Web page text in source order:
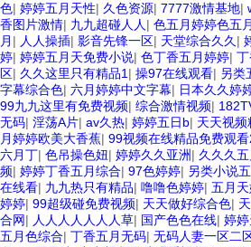
色| 婷婷五月天性| 久色资源| 7777激情基地|
香图片激情| 九九超碰人人 | 色五月婷婷色五月
月 | 人人操插| 影音先锋一区| 天堂综合久久 |
婷| 婷婷五月天免费小说| 色丁香五月婷婷|
区| 久久这里只有精品1 | 操97在线观看| 另类
字幕综合色| 六月婷婷中文字幕| 日本久久婷
99九九这里有免费视频| 综合激情视频|
无码| 淫荡A片| av久热| 婷婷五日b| 天天视频
月婷婷欧美大香蕉| 99视频在线精品免费观看
六月丁| 色吊操色妞| 婷婷久久亚洲| 久久久
频| 婷婷丁香五月综合| 97色婷婷| 另类小说
在线看| 九九热只有精品| 噜噜色婷婷| 五月
婷婷| 99超级碰免费视频| 天天做好综合色|
合网| 人人人人人人人草| 国产色色在线| 婷
五月色综合| 丁香五月无码| 无码人妻一区二